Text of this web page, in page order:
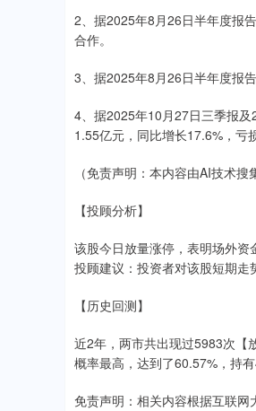
2、据2025年8月26日半年度报
合作。
3、据2025年8月26日半年度报
4、据2025年10月27日三季报
1.55亿元，同比增长17.6%，亏
（免责声明：本内容由AI技术
【投顾分析】
该股今日放量涨停，表明场外资
投顾建议：投资者对该股短期走
【历史回测】
近2年，两市共出现过5983次【
概率最高，达到了60.57%，持
免责声明：相关内容根据互联网